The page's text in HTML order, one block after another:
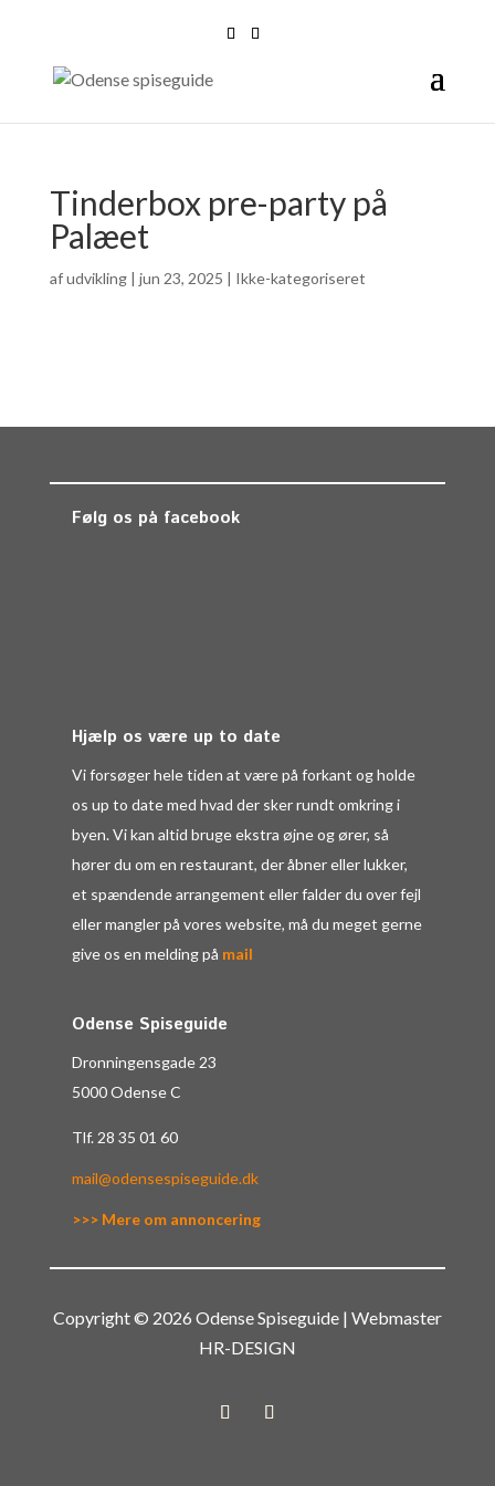
Tinderbox pre-party på
Palæet
afudvikling| jun 23, 2025 | Ikke-kategoriseret
Følg os på facebook
Hjælp os være up to date
Vi forsøger hele tiden at være på forkant og holde
os up to date med hvad der sker rundt omkring i
byen. Vi kan altid bruge ekstra øjne og ører, så
hører du om en restaurant, der åbner eller lukker,
et spændende arrangement eller falder du over fejl
eller mangler på vores website, må du meget gerne
give os en melding på mail
Odense Spiseguide
Dronningensgade 23
5000 Odense C
Tlf. 28 35 01 60
mail@odensespiseguide.dk
>>> Mere om annoncering
Copyright © 2026 Odense Spiseguide | Webmaster
HR-DESIGN